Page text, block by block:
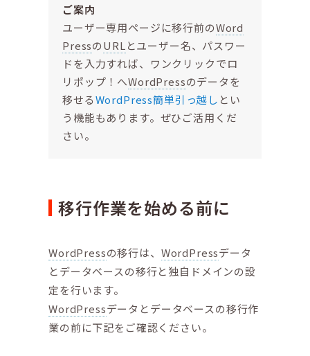
ご案内
ユーザー専用ページに移行前のWord
PressのURL とユーザー名、パスワー
ドを入力すれば、ワンクリックでロ
リポップ！へWordPressのデータを
移せるWordPress簡単引っ越し とい
う機能もあります。ぜひご活用くだ
さい。
移行作業を始める前に
WordPressの移行は、 WordPressデータ
とデータベースの移行と独自ドメインの設
定を行います。
WordPressデータとデータベースの移行作
業の前に下記をご確認ください。